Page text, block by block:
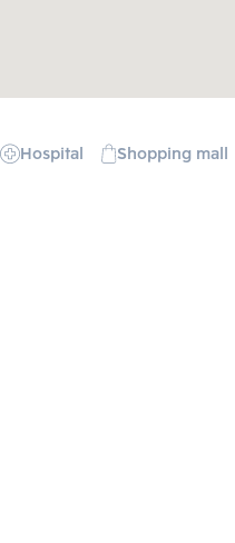
Hospital Shopping mall